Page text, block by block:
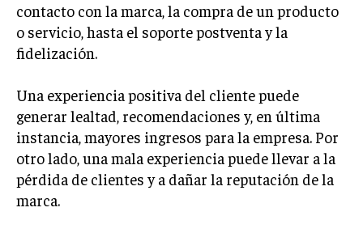
PUBLICIDAD
VENTAS Y PERSUASIÓN
COMUNICACIÓN CORPORATIVA
GESTIÓN DE MARCA
INVESTIGACIÓN DE MERCADO
ANÁLISIS DE COMPETENCIA
contacto con la marca, la compra de un producto
o servicio, hasta el soporte postventa y la
fidelización.
Una experiencia positiva del cliente puede
generar lealtad, recomendaciones y, en última
instancia, mayores ingresos para la empresa. Por
otro lado, una mala experiencia puede llevar a la
pérdida de clientes y a dañar la reputación de la
marca.